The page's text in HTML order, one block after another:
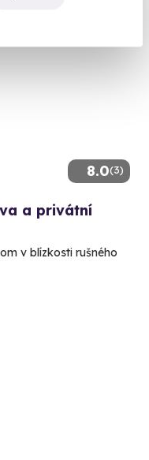
8.0(3)
a privátní
v blízkosti rušného